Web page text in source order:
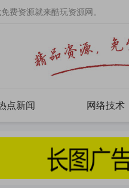
费资源就来酷玩资源网。
点新闻 网络技术